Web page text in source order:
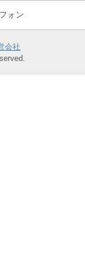
ォン
会社